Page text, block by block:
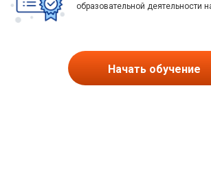
образовательной деятельности
Начать обучение